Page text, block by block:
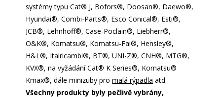
systémy typu Cat® J, Bofors®, Doosan®, Daewo®,
Hyundai®, Combi-Parts®, Esco Conical®, Esti®,
JCB®, Lehnhoff®, Case-Poclain®, Liebherr®,
O&K®, Komatsu®, Komatsu-Fai®, Hensley®,
H&L®, Italricambi®, BT®, UNI-Z®, CNH®, MTG®,
KVX®, na vyžádání Cat® K Series®, Komatsu®
Kmax®, dále minizuby promalá rýpadla atd.
Všechny produkty byly pečlivě vybrány,